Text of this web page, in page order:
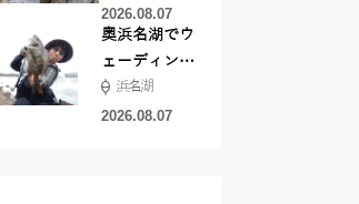
part3 18匹
2026.08.07
奥浜名湖でウ
ェーディング
前打ち！
浜名湖
2026.08.07